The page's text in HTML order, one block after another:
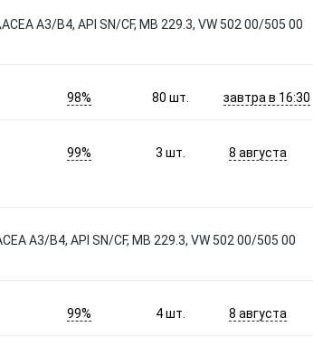
A3/B4, API SN/CF, MB 229.3, VW 502 00/505 00
98% 80шт. завтра в 16:30
99% 3шт. 8 августа
A3/B4, API SN/CF, MB 229.3, VW 502 00/505 00
99% 4шт. 8 августа